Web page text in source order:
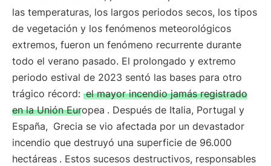
las temperaturas, los largos periodos secos, los tipos
de vegetación y los fenómenos meteorológicos
extremos, fueron un fenómeno recurrente durante
todo el verano pasado. El prolongado y extremo
periodo estival de 2023 sentó las bases para otro
trágico récord: el mayor incendio jamás registrado
en la Unión Europea . Después de Italia, Portugal y
España, Grecia se vio afectada por un devastador
incendio que destruyó una superficie de 96.000
hectáreas . Estos sucesos destructivos, responsables